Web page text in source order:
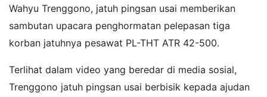
Wahyu Trenggono, jatuh pingsan usai memberikan
sambutan upacara penghormatan pelepasan tiga
korban jatuhnya pesawat PL-THT ATR 42-500.
Terlihat dalam video yang beredar di media sosial,
Trenggono jatuh pingsan usai berbisik kepada ajudan